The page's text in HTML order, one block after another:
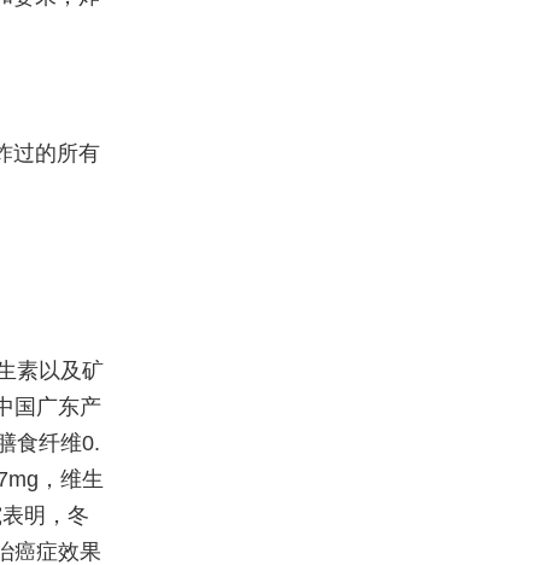
过的所有
素以及矿
国广东产
食纤维0.
，维生
明，冬
癌症效果